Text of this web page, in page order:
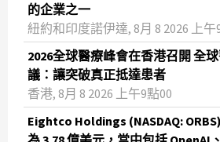
的企業之一
紐約和印度諾伊達, 8月 8 2026 上午
2026全球醫療峰會在香港召開 全
議：讓突破真正抵達患者
香港, 8月 8 2026 上午9點00
Eightco Holdings (NASDAQ: